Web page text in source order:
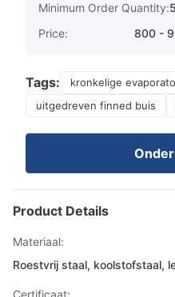
Minimum Order Quantity:
Price:
800 -
Tags:
kronkelige
uitgedreven finned buis
Product Details
Materiaal:
Roestvrij staal, koolstofstaal,
Certificaat: